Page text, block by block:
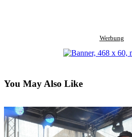
Werbung
You May Also Like